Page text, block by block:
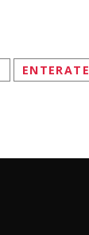
ENTERATE